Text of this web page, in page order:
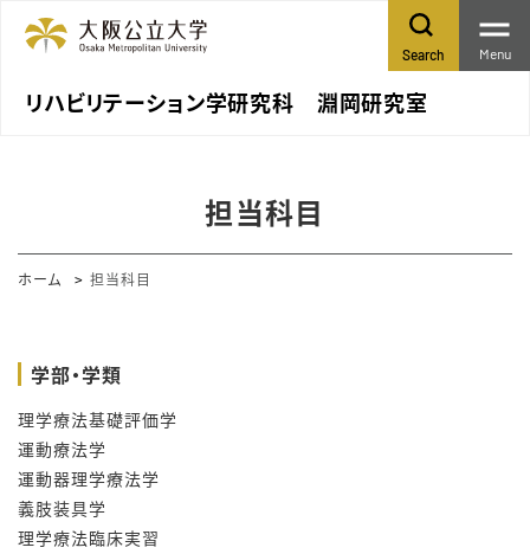
リハビリテーション学研究科 淵岡研究室
Search Menu
担当科目
ホーム 担当科目
学部・学類
理学療法基礎評価学
運動療法学
運動器理学療法学
義肢装具学
理学療法臨床実習